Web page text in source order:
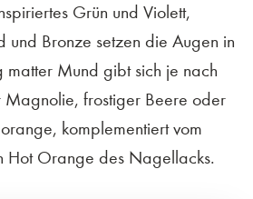
Grün und Violett,
und Bronze setzen die Augen in
matter Mund gibt sich je nach
Magnolie, frostiger Beere oder
komplementiert vom
Hot Orange des Nagellacks.